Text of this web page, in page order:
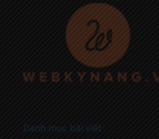
Danh mục bài viết